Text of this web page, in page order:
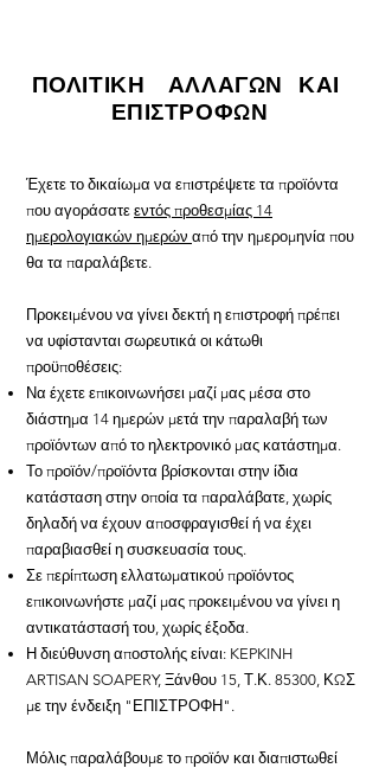
ΠΟΛΙΤΙΚΗ ΑΛΛΑΓΩΝ ΚΑΙ
ΕΠΙΣΤΡΟΦΩΝ
Έχετε το δικαίωμα να επιστρέψετε τα προϊόντα
που αγοράσατε εντός προθεσμίας 14
ημερολογιακών ημερών από την ημερομηνία που
θα τα παραλάβετε.
Προκειμένου να γίνει δεκτή η επιστροφή πρέπει
να υφίστανται σωρευτικά οι κάτωθι
προϋποθέσεις:
Να έχετε επικοινωνήσει μαζί μας μέσα στο
διάστημα 14 ημερών μετά την παραλαβή των
προϊόντων από το ηλεκτρονικό μας κατάστημα.
Το προϊόν/προϊόντα βρίσκονται στην ίδια
κατάσταση στην οποία τα παραλάβατε, χωρίς
δηλαδή να έχουν αποσφραγισθεί ή να έχει
παραβιασθεί η συσκευασία τους.
Σε περίπτωση ελλατωματικού προϊόντος
επικοινωνήστε μαζί μας προκειμένου να γίνει η
αντικατάστασή του, χωρίς έξοδα.
Η διεύθυνση αποστολής είναι: KEPKINH
ARTISAN SOAPERY, Ξάνθου 15, Τ.Κ. 85300, ΚΩΣ
με την ένδειξη "ΕΠΙΣΤΡΟΦΗ".
Μόλις παραλάβουμε το προϊόν και διαπιστωθεί